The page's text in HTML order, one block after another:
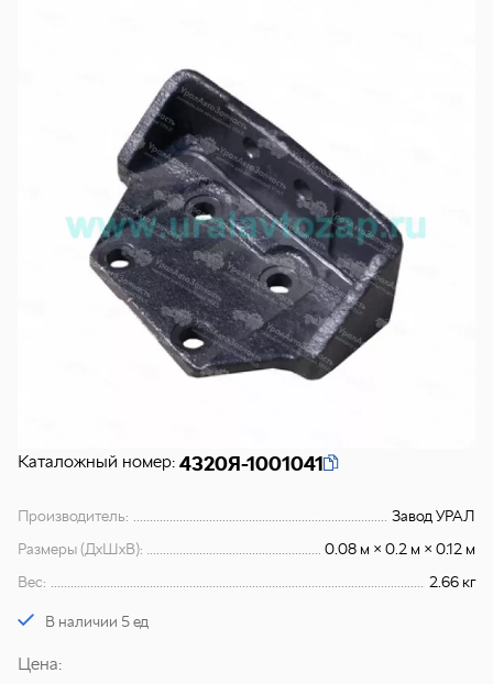
Каталожный номер: 4320Я-1001041
Производитель:
Завод УРАЛ
Размеры (ДхШхВ):
0.08 м × 0.2 м × 0.12 м
Вес:
2.66 кг
В наличии 5 ед
Цена: